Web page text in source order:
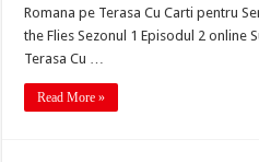
Romana pe Terasa Cu Carti pentru
the Flies Sezonul 1 Episodul 2 online
Terasa Cu …
Read More »